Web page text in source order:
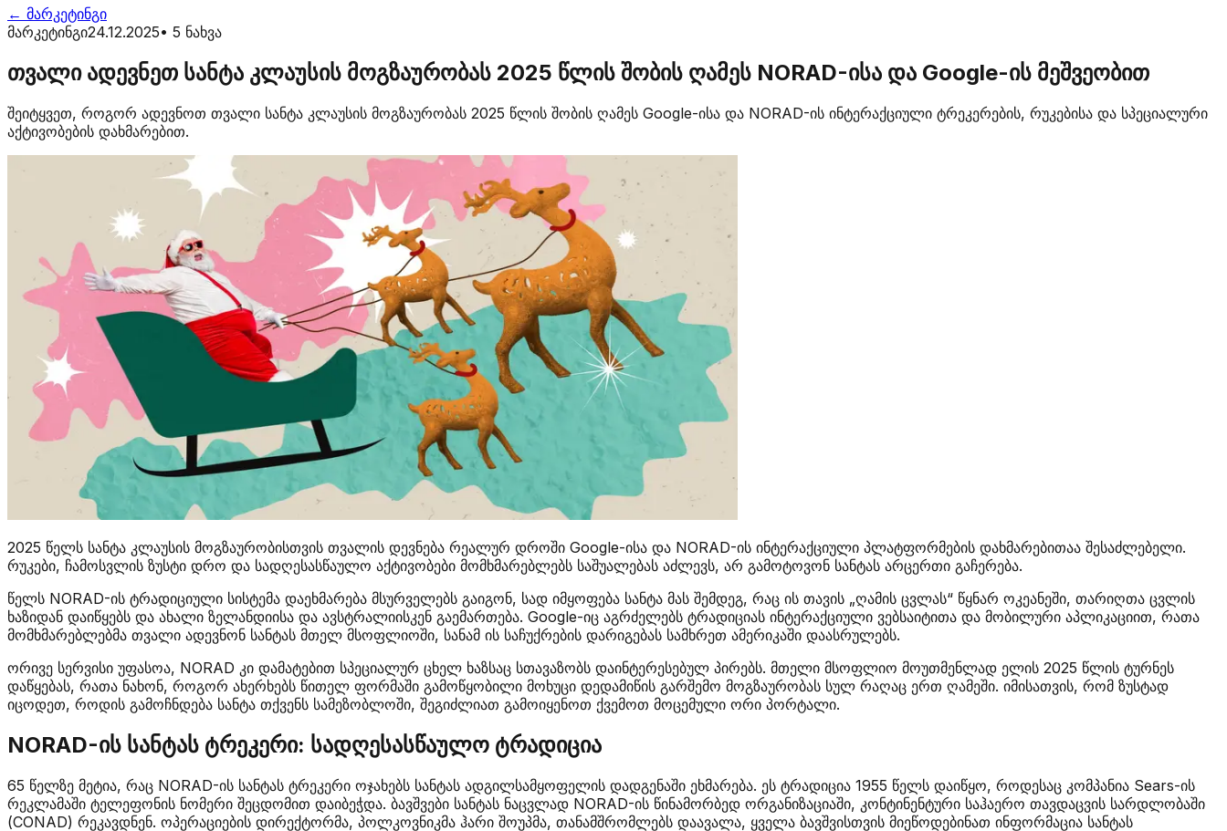
← მარკეტინგი
მარკეტინგი24.12.2025• 5 ნახვა
თვალი ადევნეთ სანტა კლაუსის მოგზაურობას 2025 წლის შობის ღამეს NORAD-ისა და Google-ის მეშვეობით
შეიტყვეთ, როგორ ადევნოთ თვალი სანტა კლაუსის მოგზაურობას 2025 წლის შობის ღამეს Google-ისა და NORAD-ის ინტერაქციული ტრეკერების, რუკებისა და სპეციალური
აქტივობების დახმარებით.
2025 წელს სანტა კლაუსის მოგზაურობისთვის თვალის დევნება რეალურ დროში Google-ისა და NORAD-ის ინტერაქციული პლატფორმების დახმარებითაა შესაძლებელი.
რუკები, ჩამოსვლის ზუსტი დრო და სადღესასწაულო აქტივობები მომხმარებლებს საშუალებას აძლევს, არ გამოტოვონ სანტას არცერთი გაჩერება.
წელს NORAD-ის ტრადიციული სისტემა დაეხმარება მსურველებს გაიგონ, სად იმყოფება სანტა მას შემდეგ, რაც ის თავის „ღამის ცვლას“ წყნარ ოკეანეში, თარიღთა ცვლის
ხაზიდან დაიწყებს და ახალი ზელანდიისა და ავსტრალიისკენ გაემართება. Google-იც აგრძელებს ტრადიციას ინტერაქციული ვებსაიტითა და მობილური აპლიკაციით, რათა
მომხმარებლებმა თვალი ადევნონ სანტას მთელ მსოფლიოში, სანამ ის საჩუქრების დარიგებას სამხრეთ ამერიკაში დაასრულებს.
ორივე სერვისი უფასოა, NORAD კი დამატებით სპეციალურ ცხელ ხაზსაც სთავაზობს დაინტერესებულ პირებს. მთელი მსოფლიო მოუთმენლად ელის 2025 წლის ტურნეს
დაწყებას, რათა ნახონ, როგორ ახერხებს წითელ ფორმაში გამოწყობილი მოხუცი დედამიწის გარშემო მოგზაურობას სულ რაღაც ერთ ღამეში. იმისათვის, რომ ზუსტად
იცოდეთ, როდის გამოჩნდება სანტა თქვენს სამეზობლოში, შეგიძლიათ გამოიყენოთ ქვემოთ მოცემული ორი პორტალი.
NORAD-ის სანტას ტრეკერი: სადღესასწაულო ტრადიცია
65 წელზე მეტია, რაც NORAD-ის სანტას ტრეკერი ოჯახებს სანტას ადგილსამყოფელის დადგენაში ეხმარება. ეს ტრადიცია 1955 წელს დაიწყო, როდესაც კომპანია Sears-ის
რეკლამაში ტელეფონის ნომერი შეცდომით დაიბეჭდა. ბავშვები სანტას ნაცვლად NORAD-ის წინამორბედ ორგანიზაციაში, კონტინენტური საჰაერო თავდაცვის სარდლობაში
(CONAD) რეკავდნენ. ოპერაციების დირექტორმა, პოლკოვნიკმა ჰარი შოუპმა, თანამშრომლებს დაავალა, ყველა ბავშვისთვის მიეწოდებინათ ინფორმაცია სანტას